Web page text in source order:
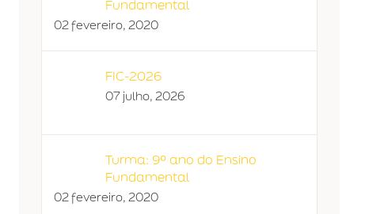
Fundamental
02 fevereiro, 2020
FIC-2026
07 julho, 2026
Turma: 9º ano do Ensino
Fundamental
02 fevereiro, 2020